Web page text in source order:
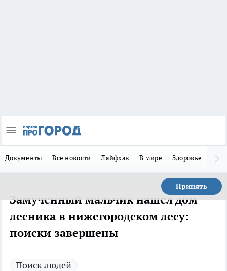
Документы Все новости Лайфхак В мире Здоровье
Принять
Замученный мальчик нашел дом
лесника в нижегородском лесу:
поиски завершены
Поиск людей